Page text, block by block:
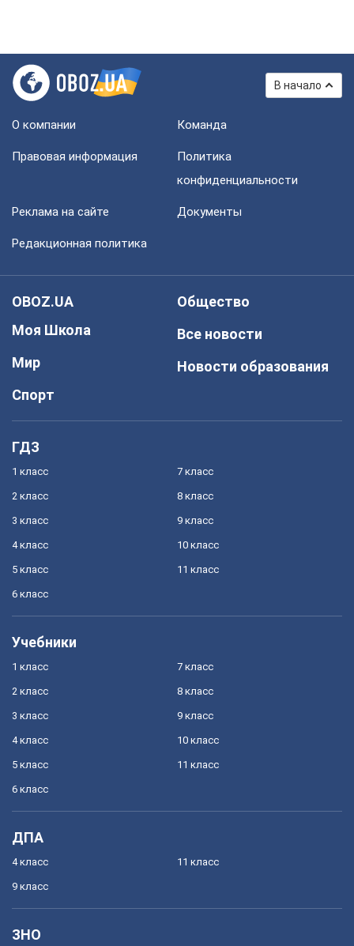
В начало
О компании Команда
Правовая информация
Политика
конфиденциальности
Реклама на сайте Документы
Редакционная политика
OBOZ.UA
Моя Школа
Мир
Спорт
Общество
Все новости
Новости образования
ГДЗ
1 класс
2 класс
3 класс
4 класс
5 класс
6 класс
7 класс
8 класс
9 класс
10 класс
11 класс
Учебники
1 класс
2 класс
3 класс
4 класс
5 класс
6 класс
7 класс
8 класс
9 класс
10 класс
11 класс
ДПА
4 класс
9 класс
11 класс
ЗНО